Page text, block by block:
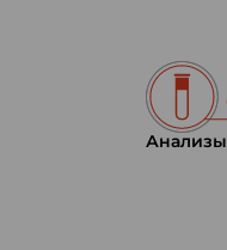
Анализы